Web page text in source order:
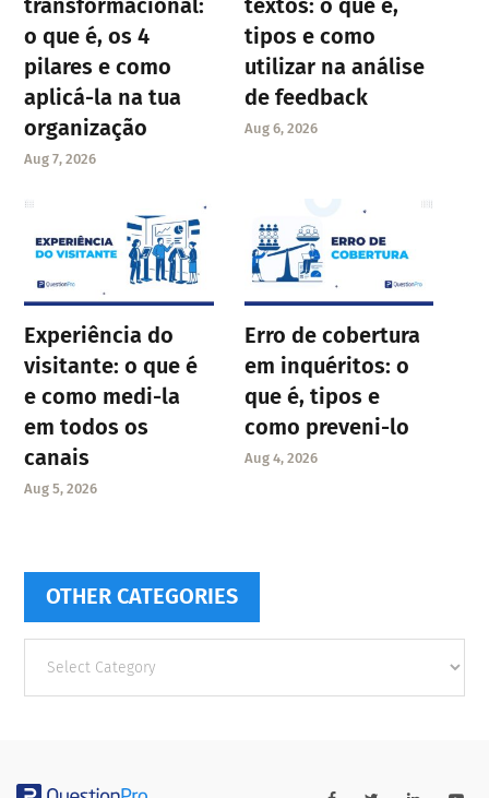
transformacional:
o que é, os 4
pilares e como
aplicá-la na tua
organização
Aug 7, 2026
textos: o que é,
tipos e como
utilizar na análise
de feedback
Aug 6, 2026
Experiência do
visitante: o que é
e como medi-la
em todos os
canais
Aug 5, 2026
Erro de cobertura
em inquéritos: o
que é, tipos e
como preveni-lo
Aug 4, 2026
OTHER CATEGORIES
categories